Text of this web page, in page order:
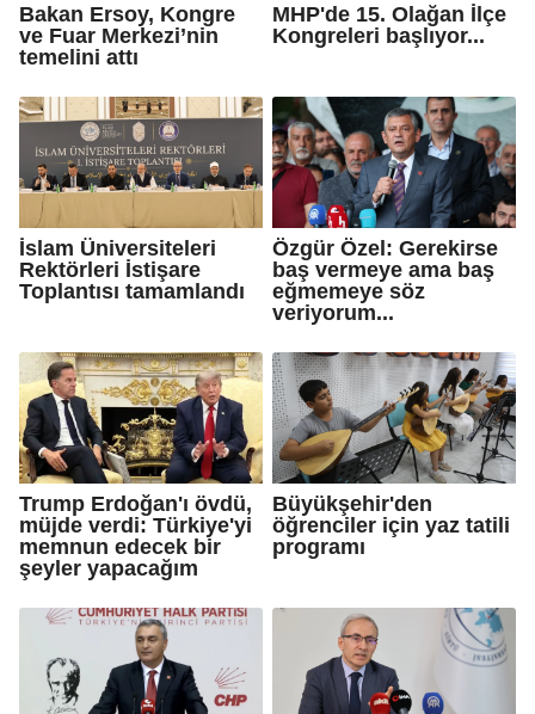
Bakan Ersoy, Kongre
ve Fuar Merkezi’nin
temelini attı
MHP'de 15. Olağan İlçe
Kongreleri başlıyor...
İslam Üniversiteleri
Rektörleri İstişare
Toplantısı tamamlandı
Özgür Özel: Gerekirse
baş vermeye ama baş
eğmemeye söz
veriyorum...
Trump Erdoğan'ı övdü,
müjde verdi: Türkiye'yi
memnun edecek bir
şeyler yapacağım
Büyükşehir'den
öğrenciler için yaz tatili
programı